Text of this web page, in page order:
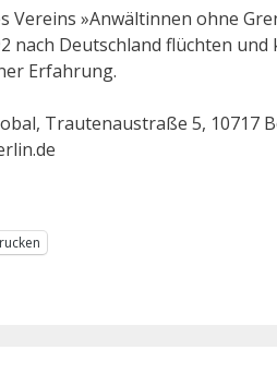
»Anwältinnen ohne
nach Deutschland flüchten
Erfahrung.
Trautenaustraße 5, 10717